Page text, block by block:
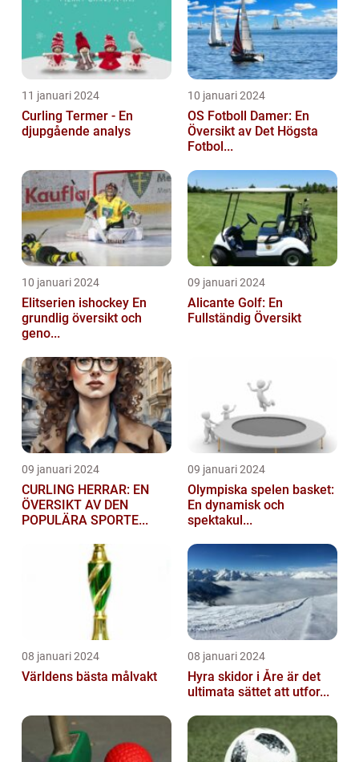
11 januari 2024
Curling Termer - En
djupgående analys
10 januari 2024
OS Fotboll Damer: En
Översikt av Det Högsta
Fotbol...
10 januari 2024
Elitserien ishockey En
grundlig översikt och
geno...
09 januari 2024
Alicante Golf: En
Fullständig Översikt
09 januari 2024
CURLING HERRAR: EN
ÖVERSIKT AV DEN
POPULÄRA SPORTE...
09 januari 2024
Olympiska spelen basket:
En dynamisk och
spektakul...
08 januari 2024
Världens bästa målvakt
08 januari 2024
Hyra skidor i Åre är det
ultimata sättet att utfor...